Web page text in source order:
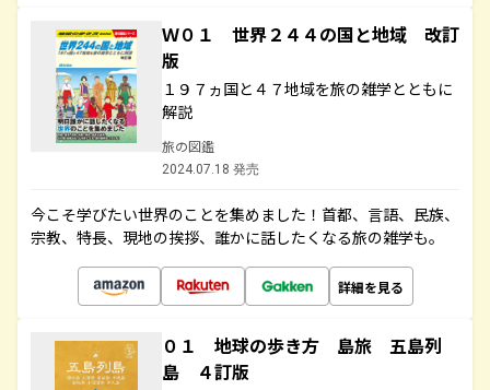
Ｗ０１ 世界２４４の国と地域 改訂
版
１９７ヵ国と４７地域を旅の雑学とともに
解説
旅の図鑑
2024.07.18 発売
今こそ学びたい世界のことを集めました！首都、言語、民族、
宗教、特長、現地の挨拶、誰かに話したくなる旅の雑学も。
詳細を見る
０１ 地球の歩き方 島旅 五島列
島 ４訂版